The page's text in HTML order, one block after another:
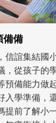
大。從給予
立自主、角
成。爸爸
與孩子每個